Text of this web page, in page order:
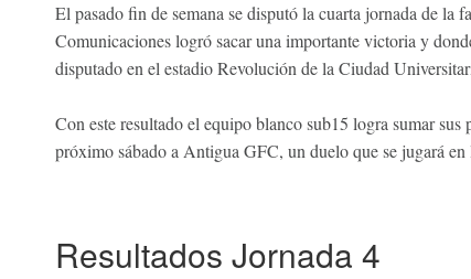
El pasado fin de semana se disputó la cuarta jornada de
Comunicaciones logró sacar una importante victoria y
disputado en el estadio Revolución de la Ciudad
Con este resultado el equipo blanco sub15 logra sumar
próximo sábado a Antigua GFC, un duelo que se jugará
Resultados Jornada 4